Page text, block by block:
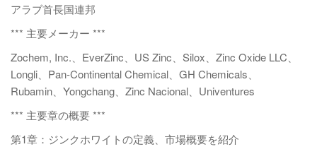
アラブ首長国連邦
*** 主要メーカー ***
Zochem, Inc.、EverZinc、US Zinc、Silox、Zinc Oxide LLC、
Longli、Pan-Continental Chemical、GH Chemicals、
Rubamin、Yongchang、Zinc Nacional、Univentures
*** 主要章の概要 ***
第1章：ジンクホワイトの定義、市場概要を紹介